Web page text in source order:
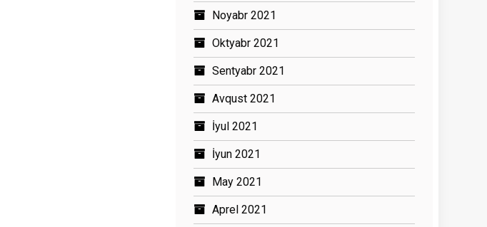
Noyabr 2021
Oktyabr 2021
Sentyabr 2021
Avqust 2021
İyul 2021
İyun 2021
May 2021
Aprel 2021